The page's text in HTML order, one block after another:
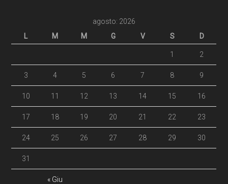
agosto: 2026
L
M M G V S D
« Giu
1 2
3 4 5 6 7 8 9
10 11 12 13 14 15 16
17 18 19 20 21 22 23
24 25 26 27 28 29 30
31